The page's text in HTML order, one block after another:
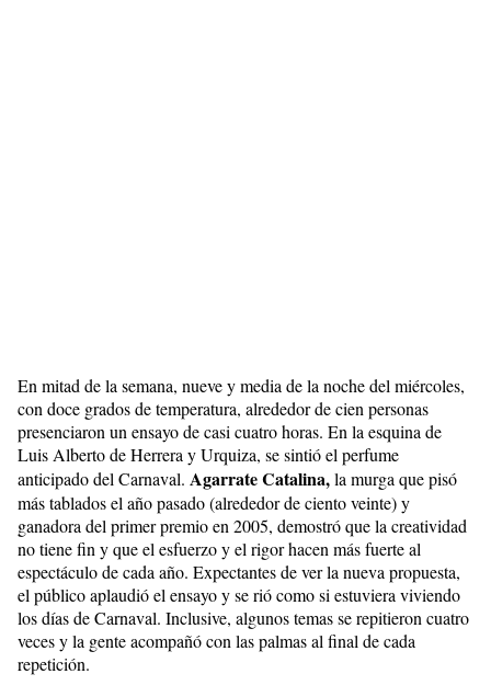
En mitad de la semana, nueve y media de la noche del miércoles,
con doce grados de temperatura, alrededor de cien personas
presenciaron un ensayo de casi cuatro horas. En la esquina de
Luis Alberto de Herrera y Urquiza, se sintió el perfume
anticipado del Carnaval. Agarrate Catalina,la murga que pisó
más tablados el año pasado (alrededor de ciento veinte) y
ganadora del primer premio en 2005, demostró que la creatividad
no tiene fin y que el esfuerzo y el rigor hacen más fuerte al
espectáculo de cada año. Expectantes de ver la nueva propuesta,
el público aplaudió el ensayo y se rió como si estuviera viviendo
los días de Carnaval. Inclusive, algunos temas se repitieron cuatro
veces y la gente acompañó con las palmas al final de cada
repetición.